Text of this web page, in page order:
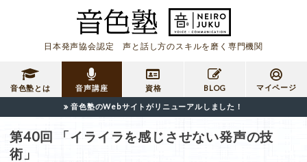
日本発声協会認定 声と話し方のスキルを磨く専門機関
音色塾とは 音声講座 資格 BLOG マイページ
音色塾のWebサイトがリニューアルしました！
第40回 「イライラを感じさせない発声の技
術」